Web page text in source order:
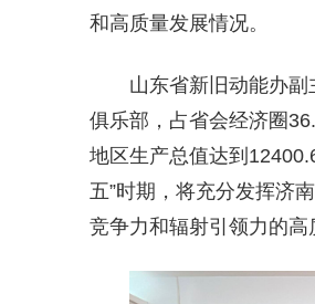
和高质量发展情况。
山东省新旧动能办
俱乐部，占省会经济圈
地区生产总值达到
五”时期，将充分发挥济
竞争力和辐射引领力的高